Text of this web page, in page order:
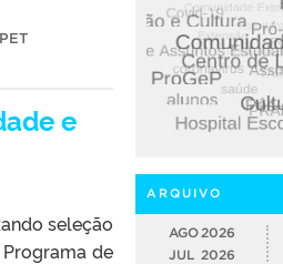
PET
e
seleção
de
ARQUIVO
AGO 2026
JUL 2026